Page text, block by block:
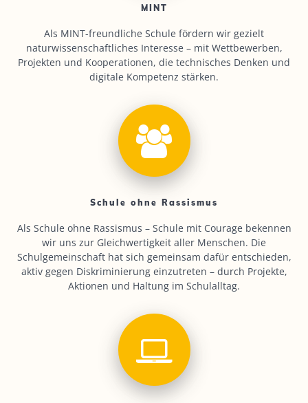
MINT
Als MINT-freundliche Schule fördern wir gezielt
naturwissenschaftliches Interesse – mit Wettbewerben,
Projekten und Kooperationen, die technisches Denken und
digitale Kompetenz stärken.
Schule ohne Rassismus
Als Schule ohne Rassismus – Schule mit Courage bekennen
wir uns zur Gleichwertigkeit aller Menschen. Die
Schulgemeinschaft hat sich gemeinsam dafür entschieden,
aktiv gegen Diskriminierung einzutreten – durch Projekte,
Aktionen und Haltung im Schulalltag.